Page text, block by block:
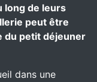
long de leurs
peut être
du petit déjeuner
dans une